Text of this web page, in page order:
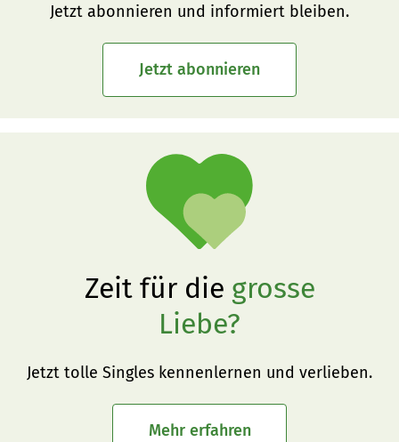
Jetzt abonnieren und informiert bleiben.
Jetzt abonnieren
Zeit für die grosse
Liebe?
Jetzt tolle Singles kennenlernen und verlieben.
Mehr erfahren